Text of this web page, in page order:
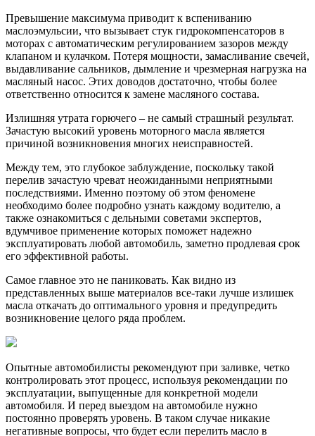
Превышение максимума приводит к вспениванию
маслоэмульсии, что вызывает стук гидрокомпенсаторов в
моторах с автоматическим регулированием зазоров между
клапаном и кулачком. Потеря мощности, замасливание свечей,
выдавливание сальников, дымление и чрезмерная нагрузка на
масляный насос. Этих доводов достаточно, чтобы более
ответственно относится к замене масляного состава.
Излишняя утрата горючего – не самый страшный результат.
Зачастую высокий уровень моторного масла является
причиной возникновения многих неисправностей.
Между тем, это глубокое заблуждение, поскольку такой
перелив зачастую чреват неожиданными неприятными
последствиями. Именно поэтому об этом феномене
необходимо более подробно узнать каждому водителю, а
также ознакомиться с дельными советами экспертов,
вдумчивое применение которых поможет надежно
эксплуатировать любой автомобиль, заметно продлевая срок
его эффективной работы.
Самое главное это не паниковать. Как видно из
представленных выше материалов все-таки лучше излишек
масла откачать до оптимального уровня и предупредить
возникновение целого ряда проблем.
Опытные автомобилисты рекомендуют при заливке, четко
контролировать этот процесс, используя рекомендации по
эксплуатации, выпущенные для конкретной модели
автомобиля. И перед выездом на автомобиле нужно
постоянно проверять уровень. В таком случае никакие
негативные вопросы, что будет если перелить масло в